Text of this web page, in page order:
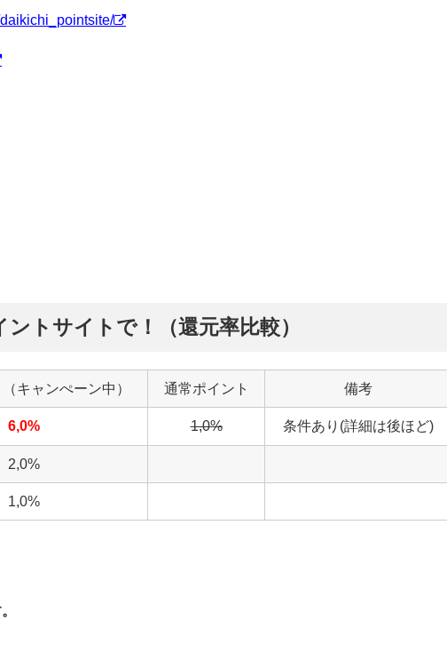
トサイトで！（還元率比較）
キャンぺーン中） 通常ポイント 備考
6,0% 1,0% 条件あり(詳細は後ほど)
2,0%
1,0%